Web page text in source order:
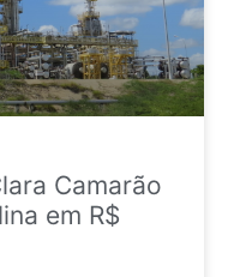
Camarão
em R$